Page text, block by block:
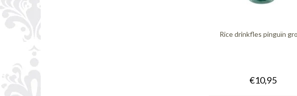
Rice drinkfles pinguïn
€10,95